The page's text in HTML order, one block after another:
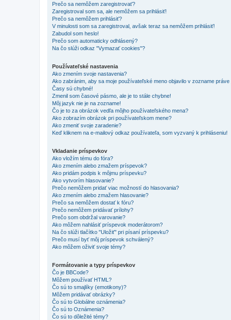
Prečo sa nemôžem zaregistrovať?
Zaregistroval som sa, ale nemôžem sa prihlásiť!
Prečo sa nemôžem prihlásiť?
V minulosti som sa zaregistroval, avšak teraz sa nemôžem prihlásiť!
Zabudol som heslo!
Prečo som automaticky odhlásený?
Na čo slúži odkaz "Vymazať cookies"?
Používateľské nastavenia
Ako zmením svoje nastavenia?
Ako zabránim, aby sa moje používateľské meno objavilo v zozname
Časy sú chybné!
Zmenil som časové pásmo, ale je to stále chybne!
Môj jazyk nie je na zozname!
Čo je to za obrázok vedľa môjho používateľského mena?
Ako zobrazím obrázok pri používateľskom mene?
Ako zmeniť svoje zaradenie?
Keď kliknem na e-mailový odkaz používateľa, som vyzvaný k prihláseniu!
Vkladanie príspevkov
Ako vložím tému do fóra?
Ako zmením alebo zmažem príspevok?
Ako pridám podpis k môjmu príspevku?
Ako vytvorím hlasovanie?
Prečo nemôžem pridať viac možností do hlasovania?
Ako zmením alebo zmažem hlasovanie?
Prečo sa nemôžem dostať k fóru?
Prečo nemôžem pridávať prílohy?
Prečo som obdržal varovanie?
Ako môžem nahlásiť príspevok moderátorom?
Na čo slúži tlačítko "Uložiť" pri písaní príspevku?
Prečo musí byť môj príspevok schválený?
Ako môžem oživiť svoje témy?
Formátovanie a typy príspevkov
Čo je BBCode?
Môžem používať HTML?
Čo sú to smajlíky (emotikony)?
Môžem pridávať obrázky?
Čo sú to Globálne oznámenia?
Čo sú to Oznámenia?
Čo sú to dôležité témy?